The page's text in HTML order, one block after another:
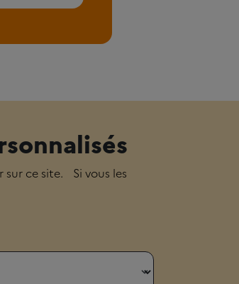
sur ce site. Si vous les